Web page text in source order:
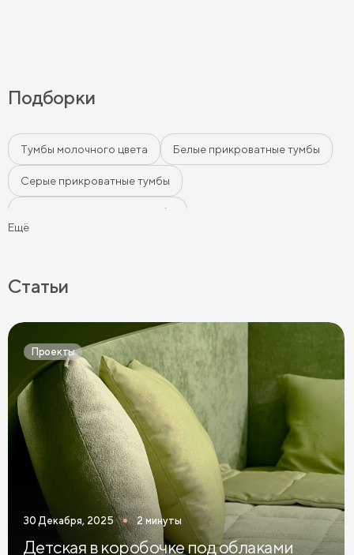
Подборки
Тумбы молочного цвета Белые прикроватные тумбы
Серые прикроватные тумбы
Черные прикроватные тумбы
Прикроватные тумбы в современном стиле
Узкие прикроватные тумбы
Темные прикроватные тумбы
Зеленые прикроватные тумбы
Синие прикроватные тумбы
Коричневые прикроватные тумбы
Светлые прикроватные тумбы
Ещё
Статьи
Проекты
30 Декабря, 2025 2 минуты
Детская в коробочке под облаками